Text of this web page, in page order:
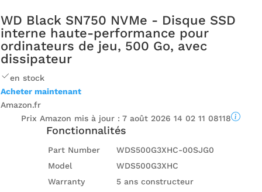
WD Black SN750 NVMe - Disque SSD
interne haute-performance pour
ordinateurs de jeu, 500 Go, avec
dissipateur
en stock
Acheter maintenant
Amazon.fr
Prix ​​Amazon mis à jour :7 août 2026 14 02 11 08118
Fonctionnalités
Part Number
WDS500G3XHC-00SJG0
Model
WDS500G3XHC
Warranty
5 ans constructeur